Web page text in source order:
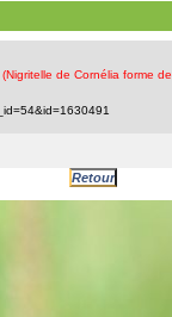
(Nigritelle de Cornélia forme de